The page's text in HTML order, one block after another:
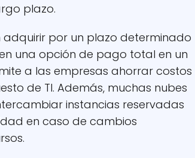
plazo.
adquirir por un plazo determinado
una opción de pago total en un
a las empresas ahorrar costos
de TI. Además, muchas nubes
instancias reservadas
en caso de cambios